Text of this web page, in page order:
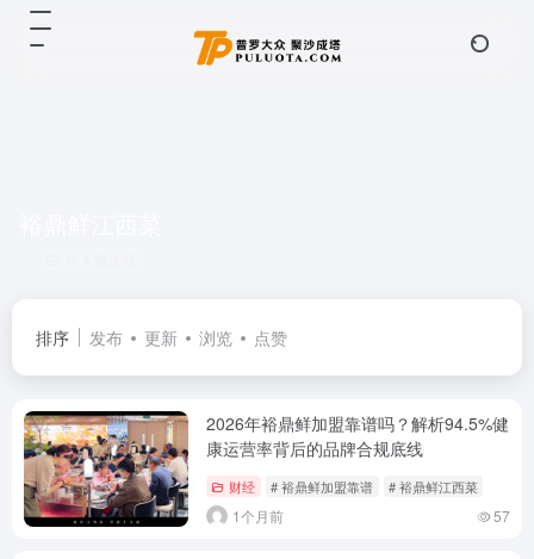
排序 发布 更新 浏览 点赞
2026年裕鼎鲜加盟靠谱吗？解析94.5%健
康运营率背后的品牌合规底线
财经 # 裕鼎鲜加盟靠谱 # 裕鼎鲜江西菜
1个月前 57